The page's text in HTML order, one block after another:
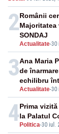
2
Actualitate-30
Românii
SONDAJ
3
Actualitate-30
Ana Maria
de
echilibru
4 Politica-30 iul.
Prima
la Palatul